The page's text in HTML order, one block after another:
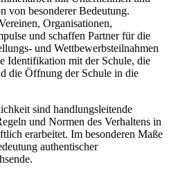
von besonderer Bedeutung.
Organisationen,
und schaffen Partner für die
und Wettbewerbsteilnahmen
Identifikation mit der Schule, die
die Öffnung der Schule in die
sind handlungsleitende
und Normen des Verhaltens in
erarbeitet. Im besonderen Maße
authentischer